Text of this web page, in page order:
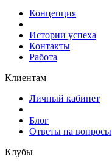
Концепция
Истории успеха
Контакты
Работа
Клиентам
Личный кабинет
Блог
Ответы на вопросы
Клубы